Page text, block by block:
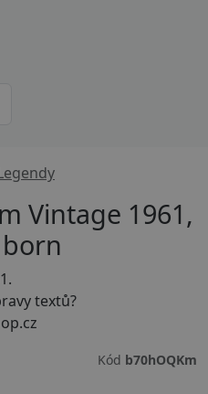
Vintage 1961,
textů?
Kód b70hOQKm